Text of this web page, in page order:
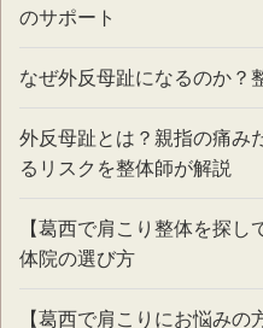
のサポート
なぜ外反母趾になるのか？
外反母趾とは？親指の痛み
るリスクを整体師が解説
【葛西で肩こり整体を探
体院の選び方
【葛西で肩こりにお悩み